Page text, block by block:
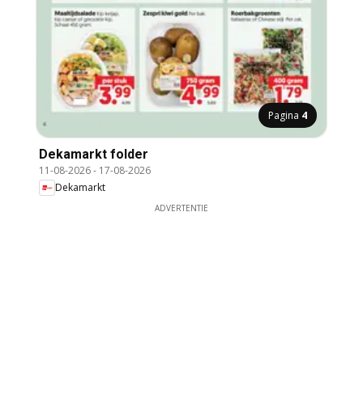
Pagina 4
Dekamarkt folder
11-08-2026- 17-08-2026
Dekamarkt
ADVERTENTIE